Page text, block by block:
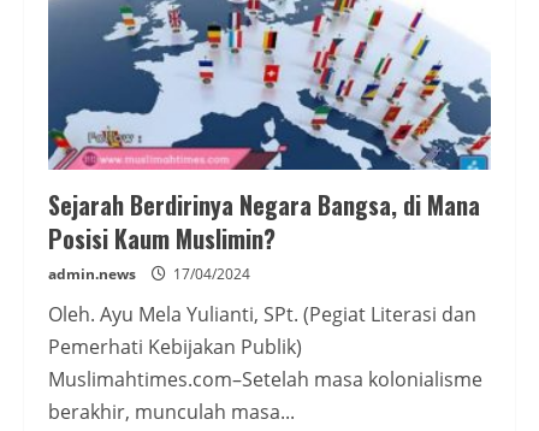
Sejarah Berdirinya Negara Bangsa, di Mana
Posisi Kaum Muslimin?
admin.news 17/04/2024
Oleh. Ayu Mela Yulianti, SPt. (Pegiat Literasi dan
Pemerhati Kebijakan Publik)
Muslimahtimes.com–Setelah masa kolonialisme
berakhir, munculah masa...